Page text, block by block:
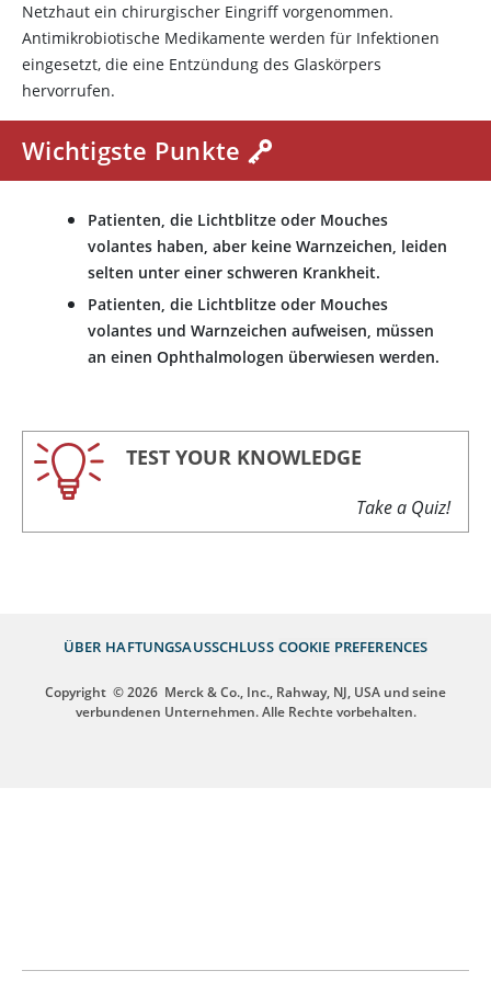
Netzhaut ein chirurgischer Eingriff vorgenommen.
Antimikrobiotische Medikamente werden für Infektionen
eingesetzt, die eine Entzündung des Glaskörpers
hervorrufen.
Wichtigste Punkte
Patienten, die Lichtblitze oder Mouches
volantes haben, aber keine Warnzeichen, leiden
selten unter einer schweren Krankheit.
Patienten, die Lichtblitze oder Mouches
volantes und Warnzeichen aufweisen, müssen
an einen Ophthalmologen überwiesen werden.
TEST YOUR KNOWLEDGE
Take a Quiz!
ÜBER HAFTUNGSAUSSCHLUSS COOKIE PREFERENCES
Copyright © 2026 Merck & Co., Inc., Rahway, NJ, USA und seine
verbundenen Unternehmen. Alle Rechte vorbehalten.